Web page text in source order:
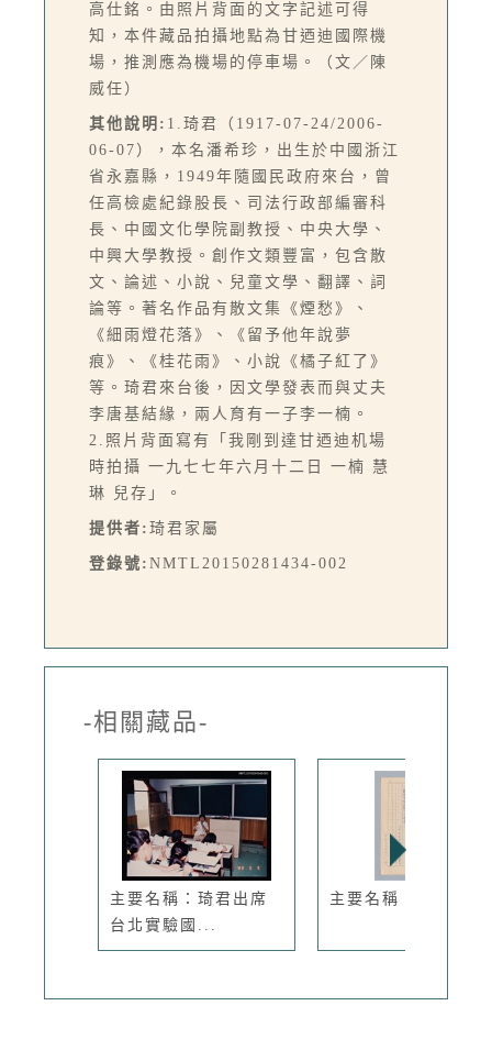
高仕銘。由照片背面的文字記述可得
知，本件藏品拍攝地點為甘迺迪國際機
場，推測應為機場的停車場。（文／陳
威任）
其他說明: 1.琦君（1917-07-24/2006-
06-07），本名潘希珍，出生於中國浙江
省永嘉縣，1949年隨國民政府來台，曾
任高檢處紀錄股長、司法行政部編審科
長、中國文化學院副教授、中央大學、
中興大學教授。創作文類豐富，包含散
文、論述、小說、兒童文學、翻譯、詞
論等。著名作品有散文集《煙愁》、
《細雨燈花落》、《留予他年說夢
痕》、《桂花雨》、小說《橘子紅了》
等。琦君來台後，因文學發表而與丈夫
李唐基結緣，兩人育有一子李一楠。
2.照片背面寫有「我剛到達甘迺迪机場
時拍攝 一九七七年六月十二日 一楠 慧
琳 兒存」。
提供者: 琦君家屬
登錄號: NMTL20150281434-002
-相關藏品-
主要名稱：琦君出席
台北實驗國...
主要名稱：蘋果